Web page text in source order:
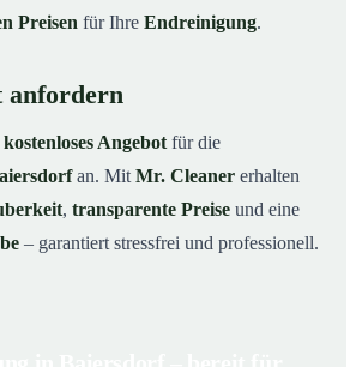
Preisen für Ihre Endreinigung.
anfordern
kostenloses Angebot für die
an. Mit Mr. Cleaner erhalten
, transparente Preise und eine
– garantiert stressfrei und professionell.